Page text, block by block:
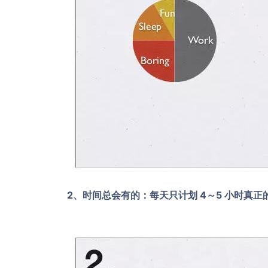
2、时间总会有的：每天只计划 4～5 小时真正